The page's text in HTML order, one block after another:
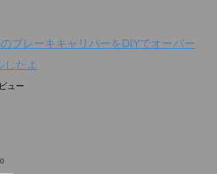
ブレーキキャリパーをDIYでオーバー
したよ
ュー